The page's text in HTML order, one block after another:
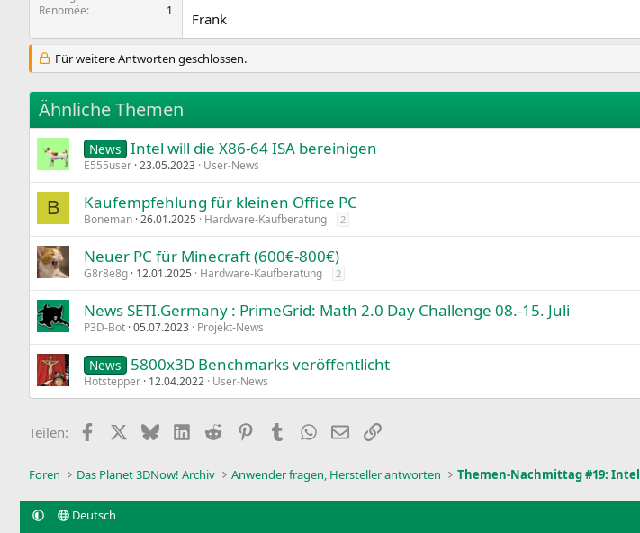
Renomée
1 Frank
Für weitere Antworten geschlossen.
Ähnliche Themen
News Intel will die X86-64 ISA bereinigen
E555user 23.05.2023 User-News
B Kaufempfehlung für kleinen Office PC
Boneman 26.01.2025 Hardware-Kaufberatung 2
Neuer PC für Minecraft (600€-800€)
G8r8e8g 12.01.2025 Hardware-Kaufberatung 2
News SETI.Germany : PrimeGrid: Math 2.0 Day Challenge 08.-15. Juli
P3D-Bot 05.07.2023 Projekt-News
News 5800x3D Benchmarks veröffentlicht
Hotstepper 12.04.2022 User-News
Teilen: Facebook BlueskyLinkedIn
Reddit PinterestTumblr WhatsApp
E-MailLink
Foren Das Planet 3DNow! Archiv Anwender fragen, Hersteller antworten Themen-Nachmittag #19: Intel
Deutsch